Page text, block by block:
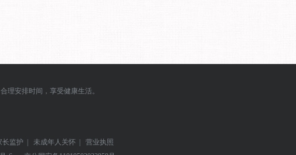
理安排时间，享受健康生活。
长监护 | 未成年人关怀 |
营业执照